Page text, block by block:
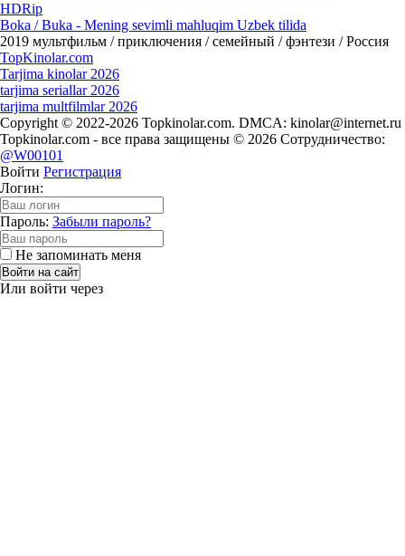
HDRip
Boka / Buka - Mening sevimli mahluqim Uzbek tilida
2019 мультфильм / приключения / семейный / фэнтези / Россия
TopKinolar.com
Tarjima kinolar 2026
tarjima seriallar 2026
tarjima multfilmlar 2026
Copyright © 2022-2026 Topkinolar.com. DMCA: kinolar@internet.ru
Topkinolar.com - все права защищены © 2026 Сотрудничество:
@W00101
Войти Регистрация
Логин:
Пароль: Забыли пароль?
Не запоминать меня
Войти на сайт
Или войти через